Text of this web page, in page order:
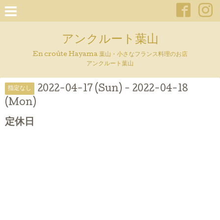
アンクルート葉山
En croûte Hayama 葉山・小さなフランス料理のお店
アンクルート葉山
指定なし
2022-04-17 (Sun) - 2022-04-18
(Mon)
定休日